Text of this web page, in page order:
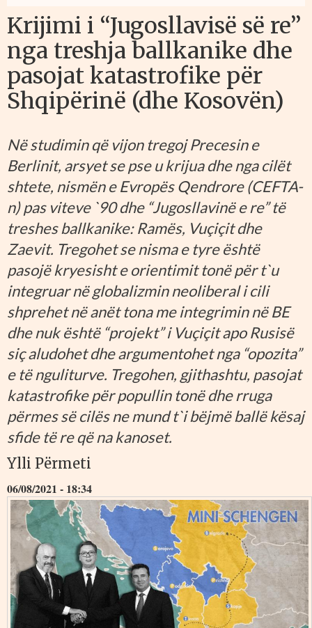
Krijimi i “Jugosllavisë së re”
nga treshja ballkanike dhe
pasojat katastrofike për
Shqipërinë (dhe Kosovën)
Në studimin që vijon tregoj Precesin e
Berlinit, arsyet se pse u krijua dhe nga cilët
shtete, nismën e Evropës Qendrore (CEFTA-
n) pas viteve `90 dhe “Jugosllavinë e re” të
treshes ballkanike: Ramës, Vuçiçit dhe
Zaevit. Tregohet se nisma e tyre është
pasojë kryesisht e orientimit tonë për t`u
integruar në globalizmin neoliberal i cili
shprehet në anët tona me integrimin në BE
dhe nuk është “projekt” i Vuçiçit apo Rusisë
siç aludohet dhe argumentohet nga “opozita”
e të nguliturve. Tregohen, gjithashtu, pasojat
katastrofike për popullin tonë dhe rruga
përmes së cilës ne mund t`i bëjmë ballë kësaj
sfide të re që na kanoset.
Ylli Përmeti
06/08/2021 - 18:34